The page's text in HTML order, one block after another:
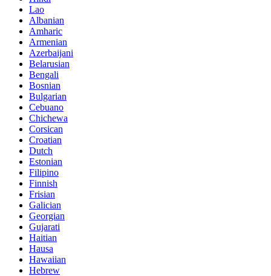
Lao
Albanian
Amharic
Armenian
Azerbaijani
Belarusian
Bengali
Bosnian
Bulgarian
Cebuano
Chichewa
Corsican
Croatian
Dutch
Estonian
Filipino
Finnish
Frisian
Galician
Georgian
Gujarati
Haitian
Hausa
Hawaiian
Hebrew